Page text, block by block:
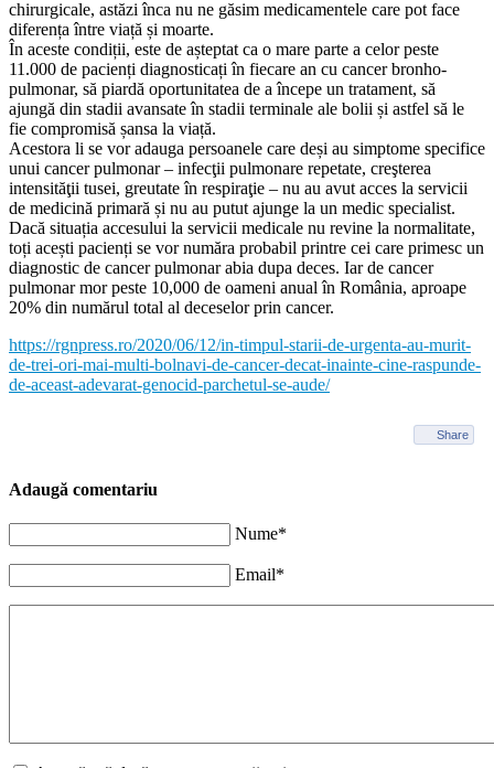
chirurgicale, astăzi înca nu ne găsim medicamentele care pot face
diferența între viață și moarte.
În aceste condiții, este de așteptat ca o mare parte a celor peste
11.000 de pacienți diagnosticați în fiecare an cu cancer bronho-
pulmonar, să piardă oportunitatea de a începe un tratament, să
ajungă din stadii avansate în stadii terminale ale bolii și astfel să le
fie compromisă șansa la viață.
Acestora li se vor adauga persoanele care deși au simptome specifice
unui cancer pulmonar – infecţii pulmonare repetate, creşterea
intensităţii tusei, greutate în respiraţie – nu au avut acces la servicii
de medicină primară și nu au putut ajunge la un medic specialist.
Dacă situația accesului la servicii medicale nu revine la normalitate,
toți acești pacienți se vor număra probabil printre cei care primesc un
diagnostic de cancer pulmonar abia dupa deces. Iar de cancer
pulmonar mor peste 10,000 de oameni anual în România, aproape
20% din numărul total al deceselor prin cancer.
https://rgnpress.ro/2020/06/12/in-timpul-starii-de-urgenta-au-murit-
de-trei-ori-mai-multi-bolnavi-de-cancer-decat-inainte-cine-raspunde-
de-aceast-adevarat-genocid-parchetul-se-aude/
Share
Adaugă comentariu
Nume*
Email*